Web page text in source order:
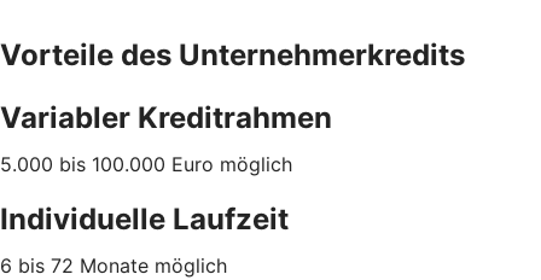
Vorteile des Unternehmerkredits
Variabler Kreditrahmen
5.000 bis 100.000 Euro möglich
Individuelle Laufzeit
6 bis 72 Monate möglich